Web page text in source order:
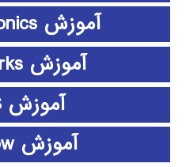
آموزش SimElectronics
آموزش SolidWorks
آموزش SPSS
آموزش stateflow